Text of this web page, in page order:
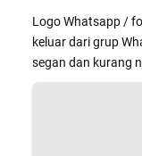
Logo Whatsapp /
keluar dari grup
segan dan kurang